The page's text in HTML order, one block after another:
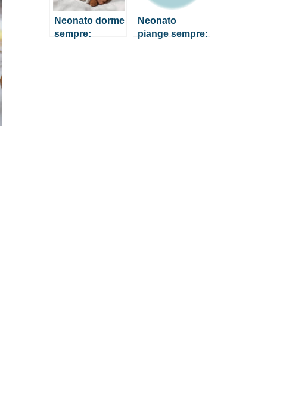
Neonato dorme
sempre:
Neonato
piange sempre: